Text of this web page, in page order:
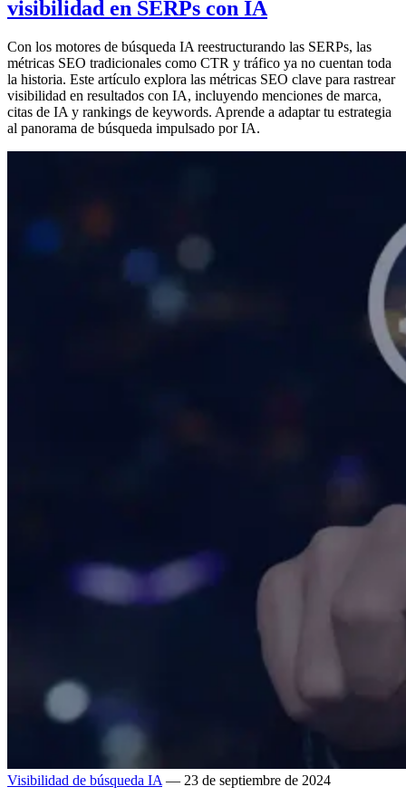
visibilidad en SERPs con IA
Con los motores de búsqueda IA reestructurando las SERPs, las
métricas SEO tradicionales como CTR y tráfico ya no cuentan toda
la historia. Este artículo explora las métricas SEO clave para rastrear
visibilidad en resultados con IA, incluyendo menciones de marca,
citas de IA y rankings de keywords. Aprende a adaptar tu estrategia
al panorama de búsqueda impulsado por IA.
Visibilidad de búsqueda IA — 23 de septiembre de 2024